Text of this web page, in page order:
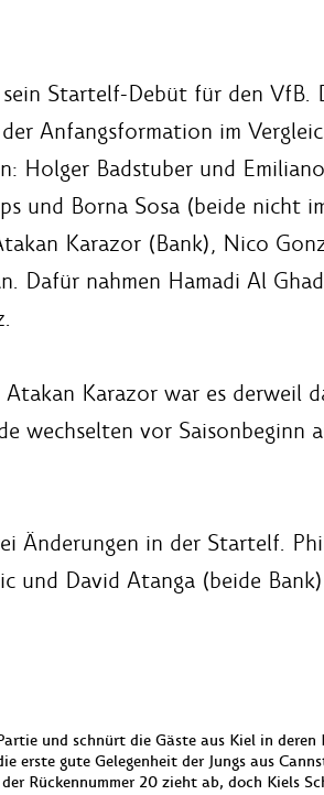
Startelf-Debüt für den VfB.
Anfangsformation im
Holger Badstuber und
und Borna Sosa (beide nicht
Karazor (Bank), Nico
Dafür nahmen Hamadi Al
Karazor war es derweil
wechselten vor Saisonbeginn
Änderungen in der Startelf.
und David Atanga (beide
und schnürt die Gäste aus Kiel in
erste gute Gelegenheit der Jungs aus
Rückennummer 20 zieht ab, doch Kiels